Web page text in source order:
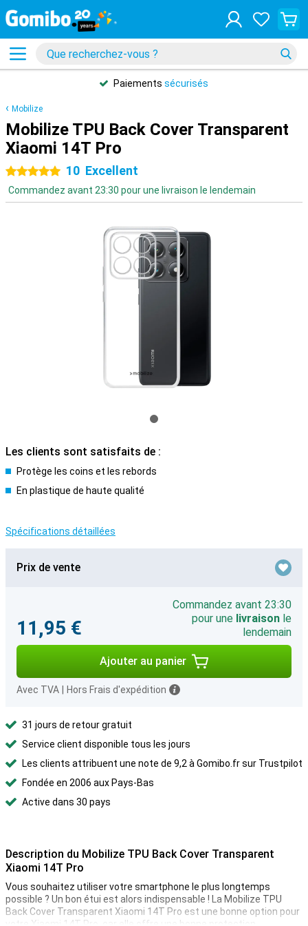
Paiements sécurisés
Mobilize
Mobilize TPU Back Cover Transparent
Xiaomi 14T Pro
5 étoiles10 Excellent
Commandez avant 23:30 pour une livraison le lendemain
Les clients sont satisfaits de :
Protège les coins et les rebords
En plastique de haute qualité
Spécifications détaillées
Prix de vente
11,95 €
Commandez avant 23:30
pour une livraison le
lendemain
Ajouter au panier
Avec TVA Hors Frais d'expédition
31 jours de retour gratuit
Service client disponible tous les jours
Les clients attribuent une note de 9,2 à Gomibo.fr sur Trustpilot
Fondée en 2006 aux Pays-Bas
Active dans 30 pays
Description du Mobilize TPU Back Cover Transparent
Xiaomi 14T Pro
Vous souhaitez utiliser votre smartphone le plus longtemps
possible ? Un bon étui est alors indispensable ! La Mobilize TPU
Back Cover Transparent Xiaomi 14T Pro est une bonne option pour